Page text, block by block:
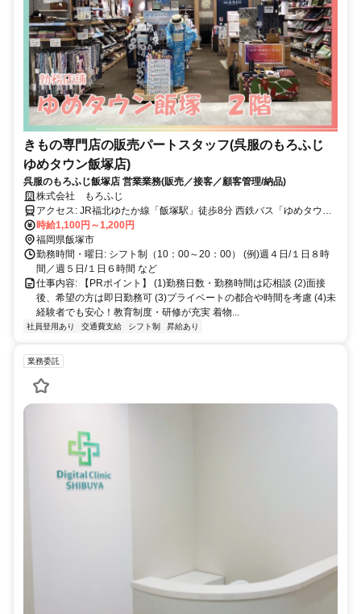
きもの専門店の販売パートスタッフ(呉服のもろふじ
ゆめタウン飯塚店)
呉服のもろふじ飯塚店 営業業務(販売／接客／顧客管理/納品)
株式会社 もろふじ
アクセス: JR福北ゆたか線「飯塚駅」徒歩8分 西鉄バス「ゆめタウン
飯塚」バス停すぐ
時給1,100円～1,200円
福岡県飯塚市
勤務時間・曜日: シフト制（10：00～20：00） (例)週４日/１日８時
間／週５日/１日６時間 など
仕事内容: 【PRポイント】 (1)勤務日数・勤務時間は応相談 (2)面接
後、希望の方は即日勤務可 (3)プライベートの都合や時間を考慮 (4)未
経験者でも安心！教育制度・研修が充実 着物...
社員登用あり 交通費支給 シフト制 昇給あり
業務委託